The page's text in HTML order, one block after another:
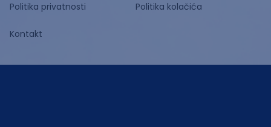
Politika privatnosti Politika kolačića
Kontakt